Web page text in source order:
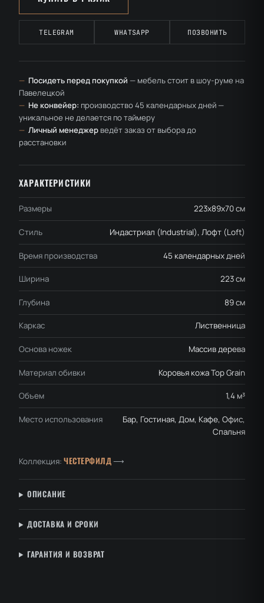
TELEGRAM WHATSAPP ПОЗВОНИТЬ
— Посидеть перед покупкой — мебель стоит в шоу-руме на
Павелецкой
— Не конвейер: производство 45 календарных дней —
уникальное не делается по таймеру
— Личный менеджер ведёт заказ от выбора до
расстановки
ХАРАКТЕРИСТИКИ
Размеры 223x89x70 см
Стиль Индастриал (Industrial), Лофт (Loft)
Время производства 45 календарных дней
Ширина 223 см
Глубина 89 см
Каркас Лиственница
Основа ножек Массив дерева
Материал обивки Коровья кожа Top Grain
Объем 1,4 м³
Место использования
Бар, Гостиная, Дом, Кафе, Офис,
Спальня
Коллекция: ЧЕСТЕРФИЛД⟶
ОПИСАНИЕ
ДОСТАВКА И СРОКИ
ГАРАНТИЯ И ВОЗВРАТ